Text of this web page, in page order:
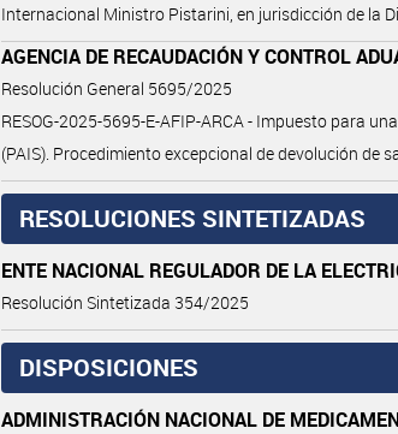
Internacional Ministro Pistarini, en jurisdicción de la
AGENCIA DE RECAUDACIÓN Y CONTROL
Resolución General 5695/2025
RESOG-2025-5695-E-AFIP-ARCA - Impuesto para
(PAIS). Procedimiento excepcional de devolución de
RESOLUCIONES SINTETIZADAS
ENTE NACIONAL REGULADOR DE LA
Resolución Sintetizada 354/2025
DISPOSICIONES
ADMINISTRACIÓN NACIONAL DE